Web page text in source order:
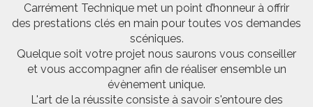
Carrément Technique met un point d’honneur à offrir
des prestations clés en main pour toutes vos demandes
scéniques.
Quelque soit votre projet nous saurons vous conseiller
et vous accompagner afin de réaliser ensemble un
évènement unique.
L'art de la réussite consiste à savoir s'entoure des